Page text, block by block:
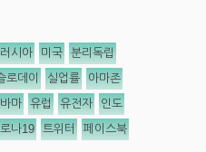
러시아 미국 분리독립
로데이 실업률 아마존
마 유럽 유전자 인도
나19 트위터 페이스북